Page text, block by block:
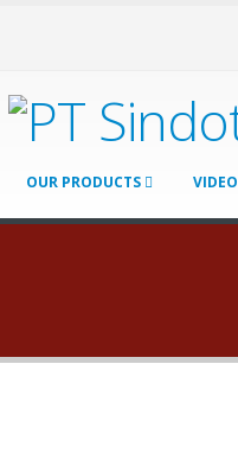
OUR PRODUCTS VIDEO